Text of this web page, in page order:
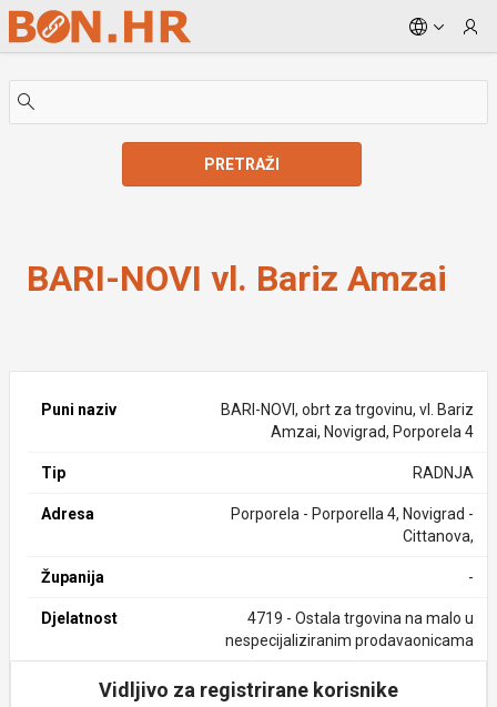
Skip to Main Content
PRETRAŽI
BARI-NOVI vl. Bariz Amzai
Puni naziv
BARI-NOVI, obrt za trgovinu, vl. Bariz
Amzai, Novigrad, Porporela 4
Tip RADNJA
Adresa
Porporela - Porporella 4, Novigrad -
Cittanova,
Županija -
Djelatnost
4719 - Ostala trgovina na malo u
nespecijaliziranim prodavaonicama
Vidljivo za registrirane korisnike